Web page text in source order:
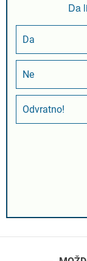
Da
Da
Ne
Odvratno!